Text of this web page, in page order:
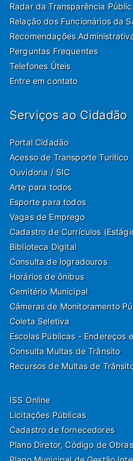
Radar da Transparência
Relação dos Funcionários da
Recomendações
Perguntas Frequentes
Telefones Úteis
Entre em contato
Serviços ao Cidadão
Portal Cidadão
Acesso de Transporte Turítico
Ouvidoria / SIC
Arte para todos
Esporte para todos
Vagas de Emprego
Cadastro de Currículos
Biblioteca Digital
Consulta de logradouros
Horários de ônibus
Cemitério Municipal
Câmeras de Monitoramento
Coleta Seletiva
Escolas Públicas - Endereços
Consulta Multas de Trânsito
Recursos de Multas de
ISS Online
Licitações Públicas
Cadastro de fornecedores
Plano Diretor, Código de